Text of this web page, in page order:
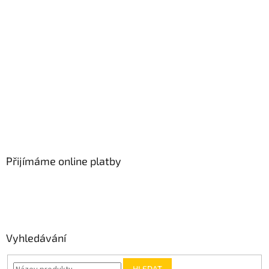
Přijímáme online platby
Vyhledávání